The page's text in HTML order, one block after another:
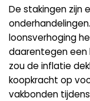
De stakingen zijn
loonsverhoging
daarentegen een
zou de inflatie
koopkracht op
vakbonden